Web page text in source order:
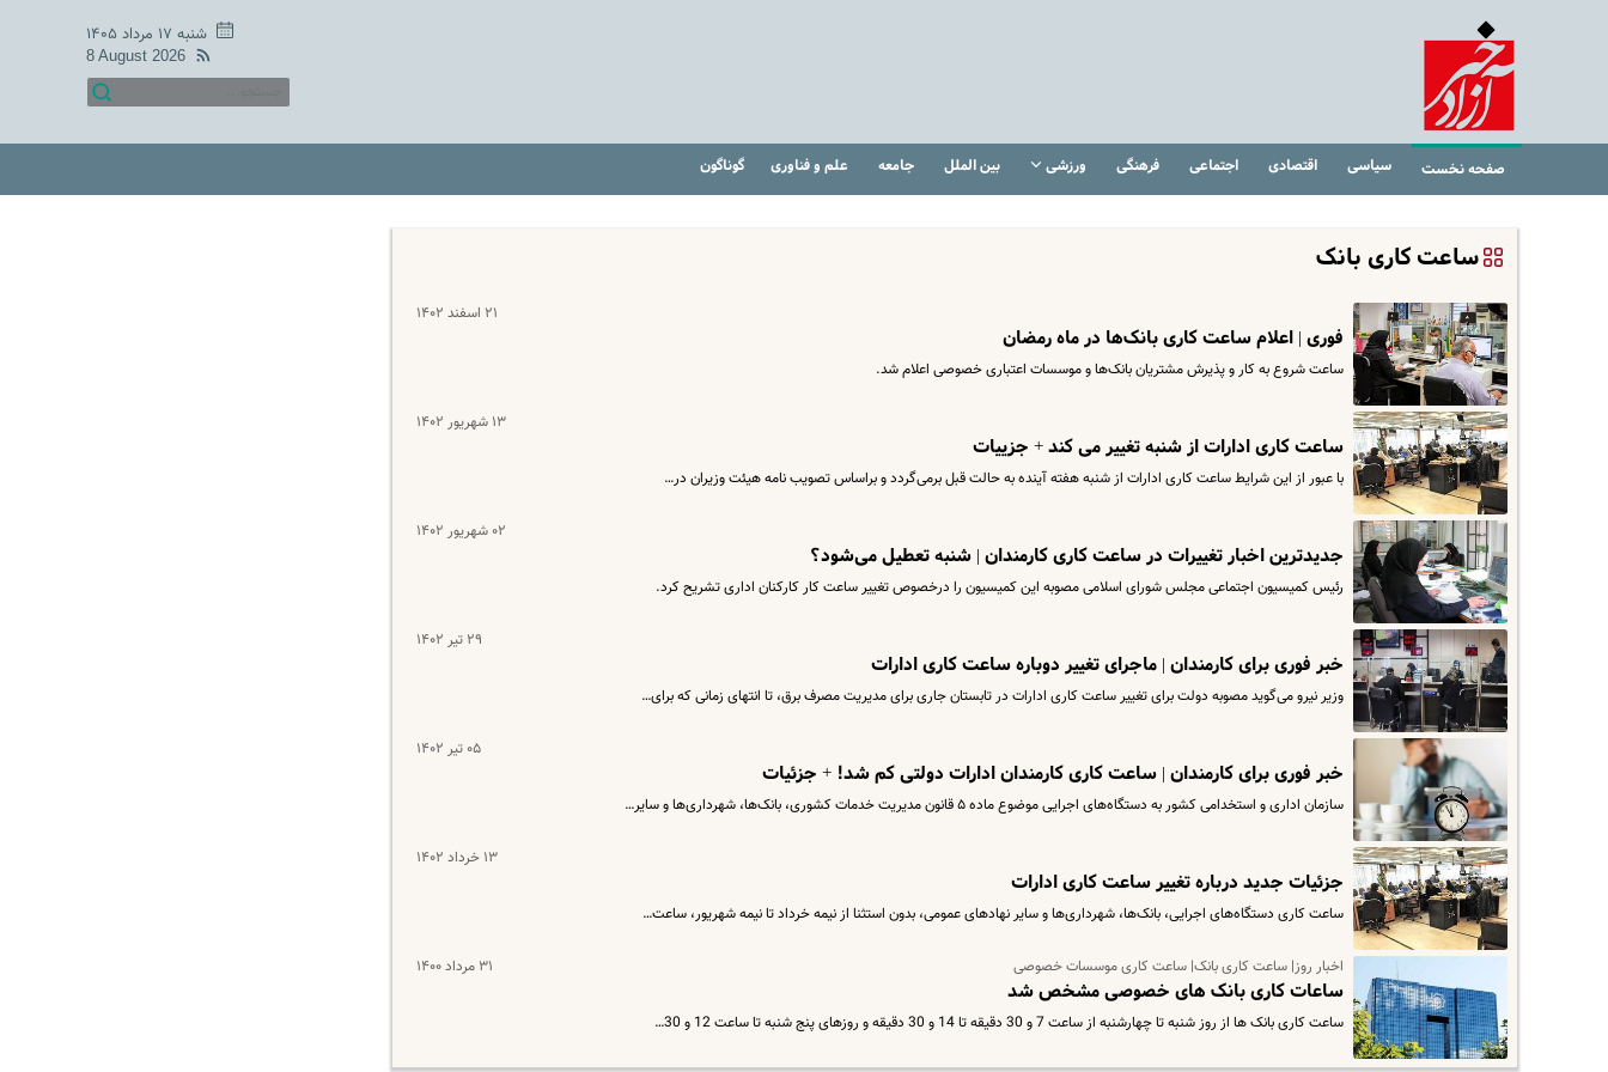
شنبه ۱۷ مرداد ۱۴۰۵
8 August 2026
صفحه نخست سیاسی اقتصادی اجتماعی فرهنگی ورزشی بین الملل جامعه علم و فناوری گوناگون
ساعت کاری بانک
۲۱ اسفند ۱۴۰۲
فوری | اعلام ساعت کاری بانک‌ها در ماه رمضان
ساعت شروع به کار و پذیرش مشتریان بانک‌ها و موسسات اعتباری خصوصی اعلام شد.
۱۳ شهریور ۱۴۰۲
ساعت کاری ادارات از شنبه تغییر می کند + جزییات
با عبور از این شرایط ساعت کاری ادارات از شنبه هفته آینده به حالت قبل برمی‌گردد و براساس تصویب نامه هیئت وزیران در…
۰۲ شهریور ۱۴۰۲
جدیدترین اخبار تغییرات در ساعت کاری کارمندان | شنبه تعطیل می‌شود؟
رئیس کمیسیون اجتماعی مجلس شورای اسلامی مصوبه این کمیسیون را درخصوص تغییر ساعت کار کارکنان اداری تشریح کرد.
۲۹ تیر ۱۴۰۲
خبر فوری برای کارمندان | ماجرای تغییر دوباره ساعت کاری ادارات
وزیر نیرو می‌گوید مصوبه دولت برای تغییر ساعت کاری ادارات در تابستان جاری برای مدیریت مصرف برق، تا انتهای زمانی که برای…
۰۵ تیر ۱۴۰۲
خبر فوری برای کارمندان | ساعت کاری کارمندان ادارات دولتی کم شد! + جزئیات
سازمان اداری و استخدامی کشور به دستگاه‌های اجرایی موضوع ماده ۵ قانون مدیریت خدمات کشوری، بانک‌ها، شهرداری‌ها و سایر…
۱۳ خرداد ۱۴۰۲
جزئیات جدید درباره تغییر ساعت کاری ادارات
ساعت کاری دستگاه‌های اجرایی، بانک‌ها، شهرداری‌ها و سایر نهادهای عمومی، بدون استثنا از نیمه خرداد تا نیمه شهریور، ساعت…
اخبار روز| ساعت کاری بانک| ساعت کاری موسسات خصوصی ۳۱ مرداد ۱۴۰۰
ساعات کاری بانک های خصوصی مشخص شد
ساعت کاری بانک ها از روز شنبه تا چهارشنبه از ساعت 7 و 30 دقیقه تا 14 و 30 دقیقه و روزهای پنج شنبه تا ساعت 12 و 30…